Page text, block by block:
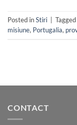
Posted inStiri Tagged
misiune, Portugalia,
CONTACT